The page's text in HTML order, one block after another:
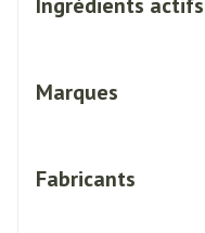
Marques
Fabricants